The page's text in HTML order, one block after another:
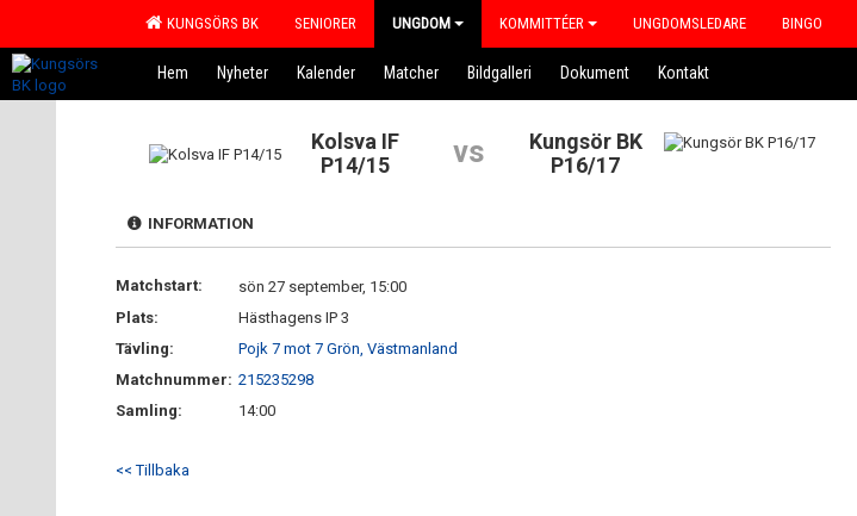
KUNGSÖRS BK SENIORER UNGDOM KOMMITTÉER UNGDOMSLEDARE BINGO
Hem Nyheter Kalender Matcher Bildgalleri Dokument Kontakt
Kolsva IF
P14/15
vs
Kungsör BK
P16/17
INFORMATION
Matchstart:
sön 27 september, 15:00
Plats:
Hästhagens IP 3
Tävling:
Pojk 7 mot 7 Grön, Västmanland
Matchnummer: 215235298
Samling:
14:00
<< Tillbaka